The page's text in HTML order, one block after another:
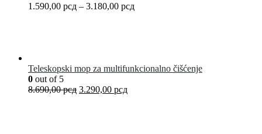
1.590,00 рсд – 3.180,00 рсд
Teleskopski mop za multifunkcionalno čišćenje
0 out of 5
8.690,00рсд 3.290,00 рсд